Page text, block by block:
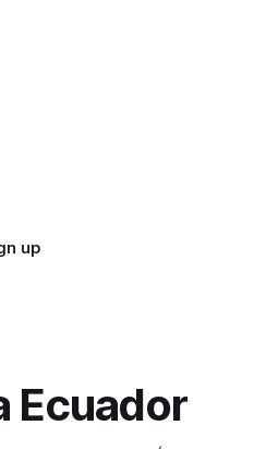
up
Ecuador